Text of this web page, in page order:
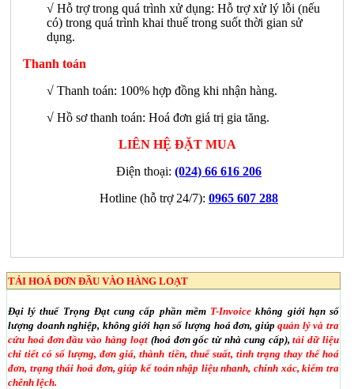
√ Hỗ trợ trong quá trình xử dụng: Hỗ trợ xử lý lỗi (nếu
có) trong quá trình khai thuế trong suốt thời gian sử
dụng.
Thanh toán
√ Thanh toán: 100% hợp đồng khi nhận hàng.
√ Hồ sơ thanh toán: Hoá đơn giá trị gia tăng.
LIÊN HỆ ĐẶT MUA
Điện thoại: (024) 66 616 206
Hotline (hỗ trợ 24/7): 0965 607 288
TẢI HOÁ ĐƠN ĐẦU VÀO HÀNG LOẠT
Đại lý thuế Trọng Đạt cung cấp phần mềm T-Invoice không giới hạn số
lượng doanh nghiệp, không giới hạn số lượng hoá đơn, giúpquản lý và tra
cứu hoá đơn đầu vào hàng loạt(hoá đơn gốc từ nhà cung cấp),tải dữ liệu
chi tiết có số lượng, đơn giá, thành tiền, thuế suất, tình trạng thay thế hoá
đơn, trạng thái hoá đơn, giúp kế toán nhập liệu nhanh, chính xác, kiểm tra
chênh lệch.